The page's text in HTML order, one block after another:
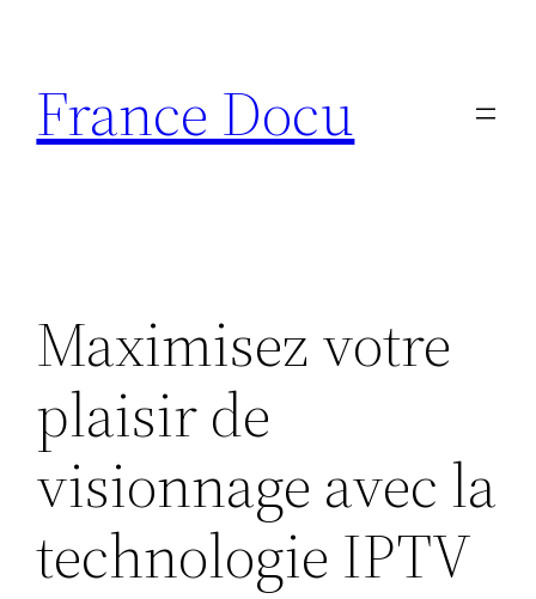
contenu
France Docu
Maximisez votre
plaisir de
visionnage avec la
technologie IPTV